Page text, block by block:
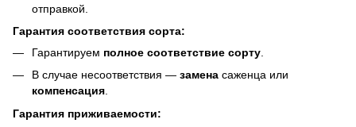
отправкой.
Гарантия соответствия сорта:
Гарантируем полное соответствие сорту
В случае несоответствия — замена саженца или
компенсация.
Гарантия приживаемости: